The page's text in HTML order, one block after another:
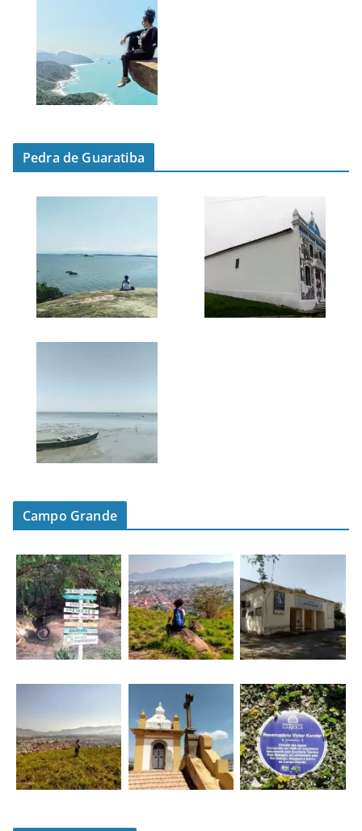
Pedra de Guaratiba
Campo Grande